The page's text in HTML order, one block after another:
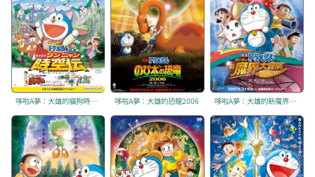
哆啦A夢：大雄的貓狗時空傳 哆啦A夢：大雄的恐龍2006 哆啦A夢：大雄的新魔界大冒險～7人魔法使～